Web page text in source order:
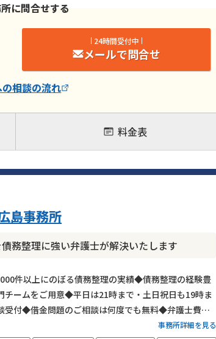
に問合せする
24時間受付中
メールで問合せ
の相談の流れ
料金表
務整理に強い弁護士が解決いたします
島事務所
件以上にのぼる債務整理の実績◆債務整理の経験豊
チームをご用意◆平日は21時まで・土日祝日も19時ま
受付◆借金問題のご相談は何度でも無料◆弁護士費用
い可◆広島電鉄「紙屋町東駅」から徒歩1分事務所詳細を見る